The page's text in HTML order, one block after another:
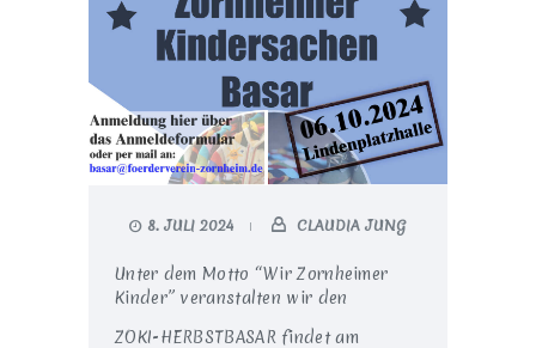
8. JULI 2024 CLAUDIA JUNG
Unter dem Motto “Wir Zornheimer
Kinder” veranstalten wir den
ZOKI-HERBSTBASAR findet am